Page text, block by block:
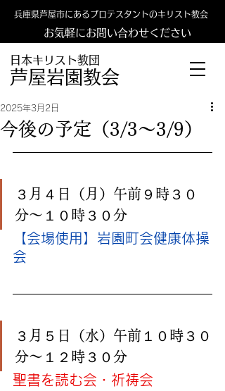
日本キリスト教団
​​芦屋岩園教会
兵庫県芦屋市にあるプロテスタントのキリスト教会
お気軽にお問い合わせください
今後の予定（3/3〜3/9）
2025年3月2日
３月４日（月）午前９時３０
分〜１０時３０分
【会場使用】岩園町会健康体操
会
３月５日（水）午前１０時３０
分〜１２時３０分
聖書を読む会・祈祷会